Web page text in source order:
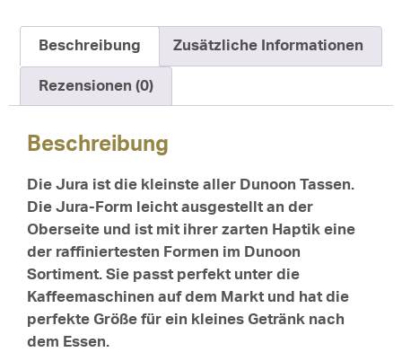
Beschreibung Zusätzliche Informationen
Rezensionen (0)
Beschreibung
Die Jura ist die kleinste aller Dunoon Tassen.
Die Jura-Form leicht ausgestellt an der
Oberseite und ist mit ihrer zarten Haptik eine
der raffiniertesten Formen im Dunoon
Sortiment. Sie passt perfekt unter die
Kaffeemaschinen auf dem Markt und hat die
perfekte Größe für ein kleines Getränk nach
dem Essen.